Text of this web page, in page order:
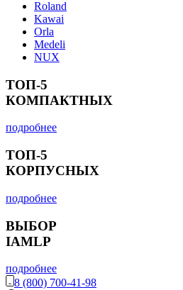
Roland
Kawai
Orla
Medeli
NUX
ТОП-5
КОМПАКТНЫХ
подробнее
ТОП-5
КОРПУСНЫХ
подробнее
ВЫБОР
IAMLP
подробнее
8 (800) 700-41-98